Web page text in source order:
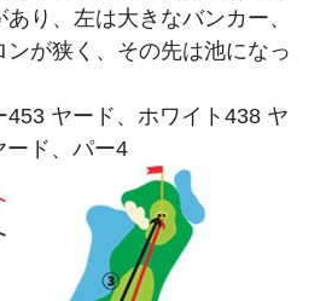
り、左は大きなバンカー、
ンが狭く、その先は池になっ
ヤード、ホワイト438 ヤ
ード、パー4